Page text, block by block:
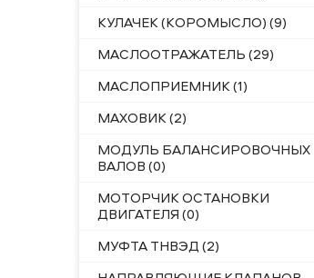
КУЛАЧЕК (КОРОМЫСЛО) (9)
МАСЛООТРАЖАТЕЛЬ (29)
МАСЛОПРИЕМНИК (1)
МАХОВИК (2)
МОДУЛЬ БАЛАНСИРОВОЧНЫХ
ВАЛОВ (0)
МОТОРЧИК ОСТАНОВКИ
ДВИГАТЕЛЯ (0)
МУФТА ТНВЭД (2)